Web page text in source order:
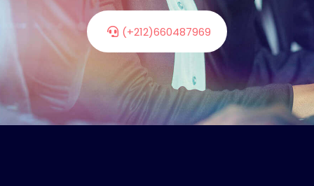
(+212)660487969